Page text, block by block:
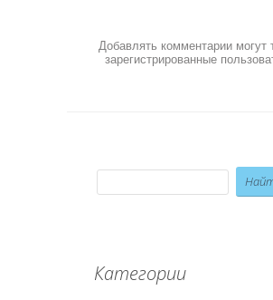
Добавлять комментарии могут
зарегистрированные
Категории